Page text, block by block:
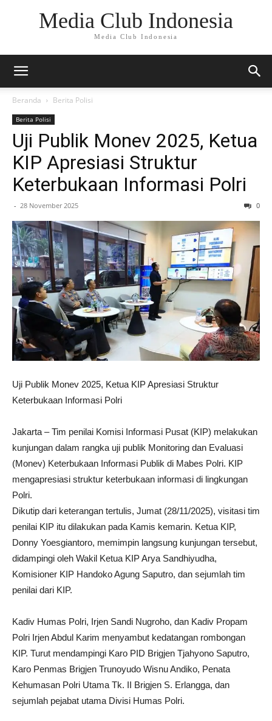
Media Club Indonesia
Media Club Indonesia
Beranda Berita Polisi
Berita Polisi
Uji Publik Monev 2025, Ketua
KIP Apresiasi Struktur
Keterbukaan Informasi Polri
- 28 November 2025 0
Uji Publik Monev 2025, Ketua KIP Apresiasi Struktur
Keterbukaan Informasi Polri
Jakarta – Tim penilai Komisi Informasi Pusat (KIP) melakukan
kunjungan dalam rangka uji publik Monitoring dan Evaluasi
(Monev) Keterbukaan Informasi Publik di Mabes Polri. KIP
mengapresiasi struktur keterbukaan informasi di lingkungan
Polri.
Dikutip dari keterangan tertulis, Jumat (28/11/2025), visitasi tim
penilai KIP itu dilakukan pada Kamis kemarin. Ketua KIP,
Donny Yoesgiantoro, memimpin langsung kunjungan tersebut,
didampingi oleh Wakil Ketua KIP Arya Sandhiyudha,
Komisioner KIP Handoko Agung Saputro, dan sejumlah tim
penilai dari KIP.
Kadiv Humas Polri, Irjen Sandi Nugroho, dan Kadiv Propam
Polri Irjen Abdul Karim menyambut kedatangan rombongan
KIP. Turut mendampingi Karo PID Brigjen Tjahyono Saputro,
Karo Penmas Brigjen Trunoyudo Wisnu Andiko, Penata
Kehumasan Polri Utama Tk. II Brigjen S. Erlangga, dan
sejumlah pejabat utama Divisi Humas Polri.